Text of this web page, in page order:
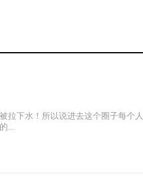
拉下水！所以说进去这个圈子每个人
...